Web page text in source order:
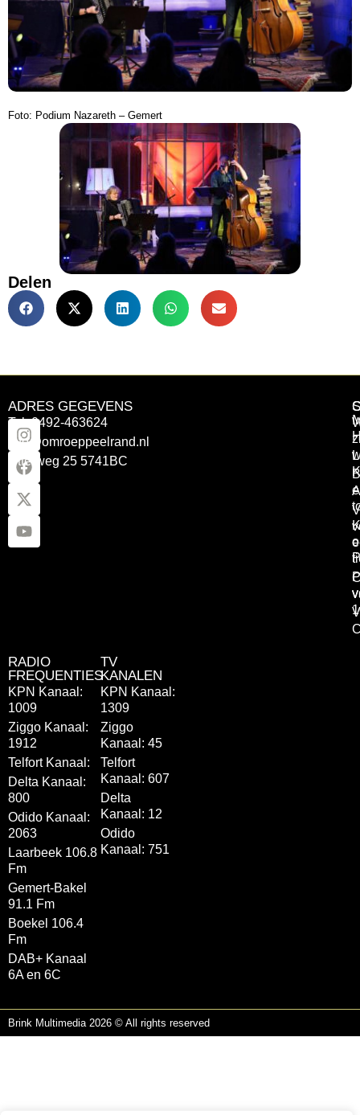
Foto: Podium Nazareth – Gemert
Delen
ADRES GEGEVENS
Tel: 0492-463624
info@omroeppeelrand.nl
Otterweg 25 5741BC
RADIO
FREQUENTIES
KPN Kanaal:
1009
Ziggo Kanaal:
1912
Telfort Kanaal:
Delta Kanaal:
800
Odido Kanaal:
2063
Laarbeek 106.8
Fm
Gemert-Bakel
91.1 Fm
Boekel 106.4
Fm
DAB+ Kanaal
6A en 6C
TV
KANALEN
KPN Kanaal:
1309
Ziggo
Kanaal: 45
Telfort
Kanaal: 607
Delta
Kanaal: 12
Odido
Kanaal: 751
Brink Multimedia 2026 © All rights reserved